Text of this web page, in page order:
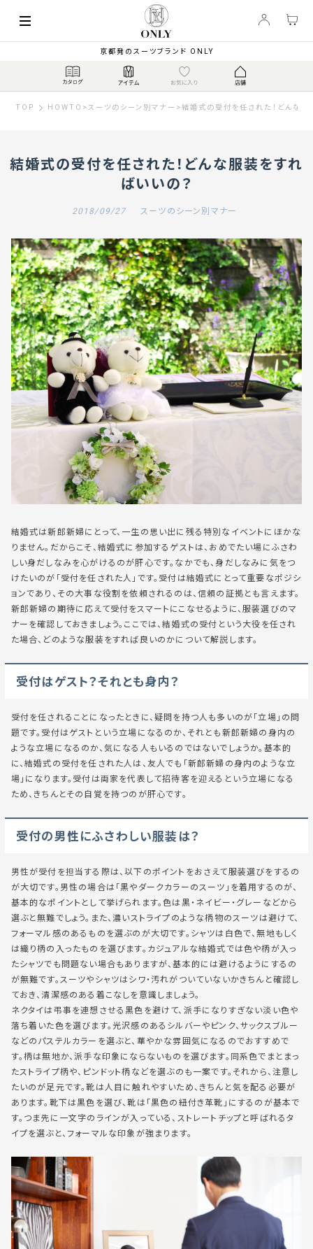
京都発のスーツブランド ONLY
TOP HOWTO >スーツのシーン別マナー >結婚式の受付を任された！どんな服
結婚式の受付を任された！どんな服装をすれ
ばいいの？
2018/09/27 スーツのシーン別マナー
結婚式は新郎新婦にとって、一生の思い出に残る特別なイベントにほかな
りません。だからこそ、結婚式に参加するゲストは、おめでたい場にふさわ
しい身だしなみを心がけるのが肝心です。なかでも、身だしなみに気をつ
けたいのが「受付を任された人」です。受付は結婚式にとって重要なポジシ
ョンであり、その大事な役割を依頼されるのは、信頼の証拠とも言えます。
新郎新婦の期待に応えて受付をスマートにこなせるように、服装選びのマ
ナーを確認しておきましょう。ここでは、結婚式の受付という大役を任され
た場合、どのような服装をすれば良いのかについて解説します。
受付はゲスト？それとも身内？
受付を任されることになったときに、疑問を持つ人も多いのが「立場」の問
題です。受付はゲストという立場になるのか、それとも新郎新婦の身内の
ような立場になるのか、気になる人もいるのではないでしょうか。基本的
に、結婚式の受付を任された人は、友人でも「新郎新婦の身内のような立
場」になります。受付は両家を代表して招待客を迎えるという立場になる
ため、きちんとその自覚を持つのが肝心です。
受付の男性にふさわしい服装は？
男性が受付を担当する際は、以下のポイントをおさえて服装選びをするの
が大切です。男性の場合は「黒やダークカラーのスーツ」を着用するのが、
基本的なポイントとして挙げられます。色は黒・ネイビー・グレーなどから
選ぶと無難でしょう。また、濃いストライプのような柄物のスーツは避けて、
フォーマル感のあるものを選ぶのが大切です。シャツは白色で、無地もしく
は織り柄の入ったものを選びます。カジュアルな結婚式では色や柄が入っ
たシャツでも問題ない場合もありますが、基本的には避けるようにするの
が無難です。スーツやシャツはシワ・汚れがついていないかきちんと確認し
ておき、清潔感のある着こなしを意識しましょう。
ネクタイは弔事を連想させる黒色を避けて、派手になりすぎない淡い色や
落ち着いた色を選びます。光沢感のあるシルバーやピンク、サックスブルー
などのパステルカラーを選ぶと、華やかな雰囲気になるのでおすすめで
す。柄は無地か、派手な印象にならないものを選びます。同系色でまとまっ
たストライプ柄や、ピンドット柄などを選ぶのも一案です。それから、注意し
たいのが足元です。靴は人目に触れやすいため、きちんと気を配る必要が
あります。靴下は黒色を選び、靴は「黒色の紐付き革靴」にするのが基本で
す。つま先に一文字のラインが入っている、ストレートチップと呼ばれるタ
イプを選ぶと、フォーマルな印象が強まります。